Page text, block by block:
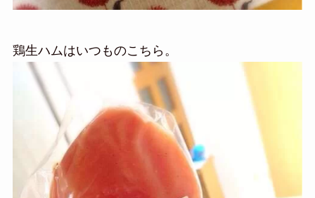
鶏生ハムはいつものこちら。